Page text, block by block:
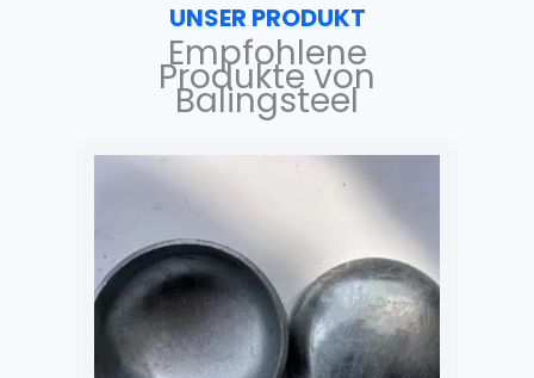
UNSER PRODUKT
Empfohlene
Produkte von
Balingsteel